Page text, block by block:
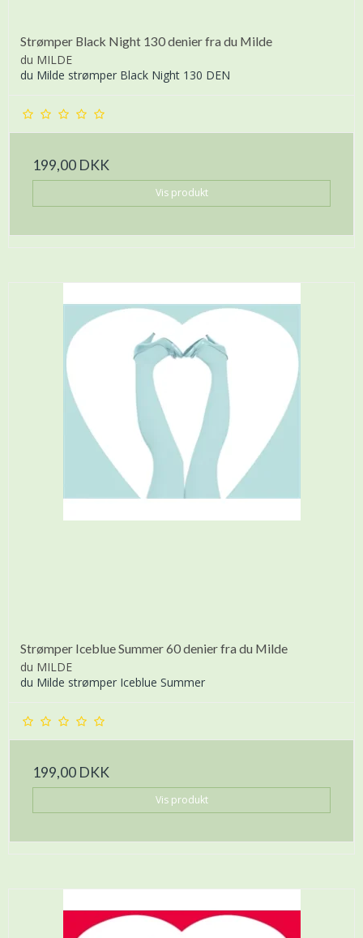
Strømper Black Night 130 denier fra du Milde
du MILDE
du Milde strømper Black Night 130 DEN
199,00 DKK
Vis produkt
Strømper Iceblue Summer 60 denier fra du Milde
du MILDE
du Milde strømper Iceblue Summer
199,00 DKK
Vis produkt